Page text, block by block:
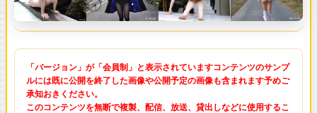
「バージョン」が「会員制」と表示されていますコンテンツのサンプ
ルには既に公開を終了した画像や公開予定の画像も含まれます予めご
承知おきください。
このコンテンツを無断で複製、配信、放送、貸出しなどに使用するこ